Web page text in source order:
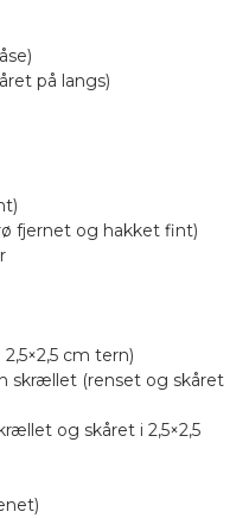
på langs)
fjernet og hakket fint)
cm tern)
skrællet (renset og skåret
og skåret i 2,5×2,5